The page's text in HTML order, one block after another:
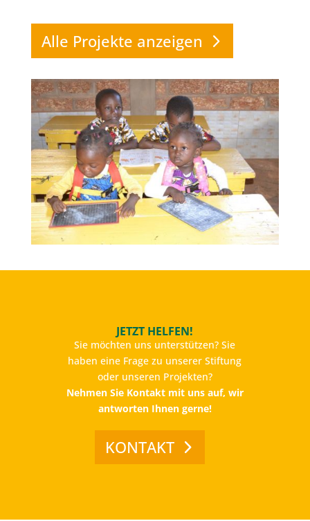
Alle Projekte anzeigen
JETZT HELFEN!
Sie möchten uns unterstützen? Sie
haben eine Frage zu unserer Stiftung
oder unseren Projekten?
Nehmen Sie Kontakt mit uns auf, wir
antworten Ihnen gerne!
KONTAKT